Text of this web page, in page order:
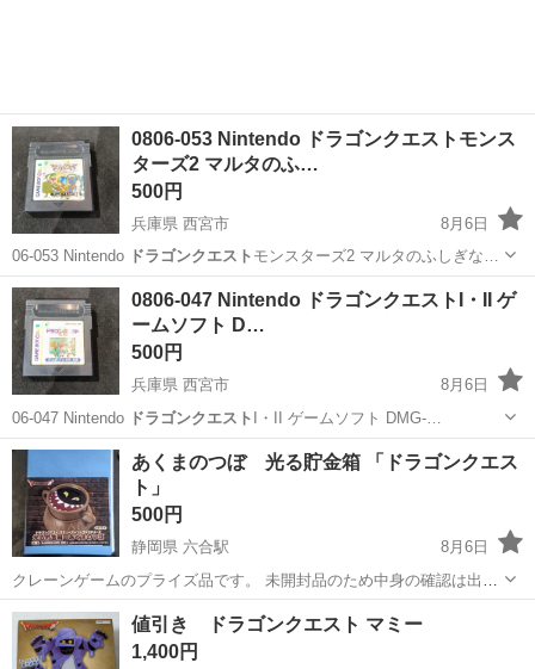
0806-053 Nintendo ドラゴンクエストモンス
ターズ2 マルタのふ…
500円
兵庫県 西宮市
8月6日
06-053 Nintendo ドラゴンクエスト モンスターズ2 マルタのふしぎな…
兵庫 西宮市 JPN
0806-047 Nintendo ドラゴンクエストI・II ゲ
ームソフト D…
500円
兵庫県 西宮市
8月6日
06-047 Nintendo ドラゴンクエスト I・II ゲームソフト DMG-…
兵庫 西宮市 ポータブルゲーム JPN
あくまのつぼ 光る貯金箱 「ドラゴンクエス
ト」
500円
静岡県 六合駅
8月6日
クレーンゲームのプライズ品です。 未開封品のため中身の確認は出来
ておりません。 また箱に多少キズや凹みなどがある場合がございま
す。 上記内容ご納得いただける方のみご購入をお願いします。 ※価格
変更は必要に応じて当...
静岡 島田市 六合駅 フィギュア つぼ
値引き ドラゴンクエスト マミー
1,400円